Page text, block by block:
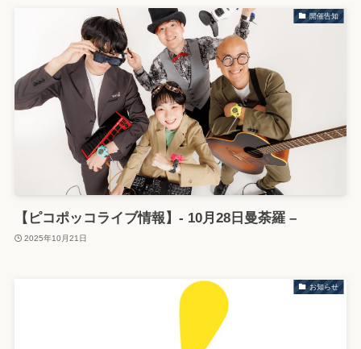
開催告知
【ピコポッコライブ情報】- 10月28日曼荼羅 –
2025年10月21日
お知らせ